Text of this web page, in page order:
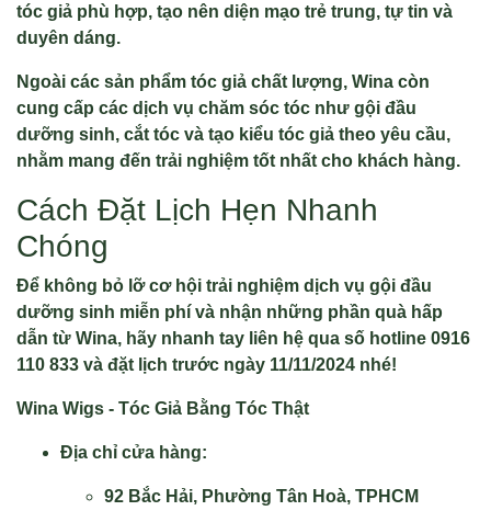
tóc giả phù hợp, tạo nên diện mạo trẻ trung, tự tin và
duyên dáng.
Ngoài các sản phẩm tóc giả chất lượng, Wina còn
cung cấp các dịch vụ chăm sóc tóc như gội đầu
dưỡng sinh, cắt tóc và tạo kiểu tóc giả theo yêu cầu,
nhằm mang đến trải nghiệm tốt nhất cho khách hàng.
Cách Đặt Lịch Hẹn Nhanh
Chóng
Để không bỏ lỡ cơ hội trải nghiệm dịch vụ gội đầu
dưỡng sinh miễn phí và nhận những phần quà hấp
dẫn từ Wina, hãy nhanh tay liên hệ qua số hotline 0916
110 833 và đặt lịch trước ngày 11/11/2024 nhé!
Wina Wigs - Tóc Giả Bằng Tóc Thật
Địa chỉ cửa hàng:
92 Bắc Hải, Phường Tân Hoà, TPHCM